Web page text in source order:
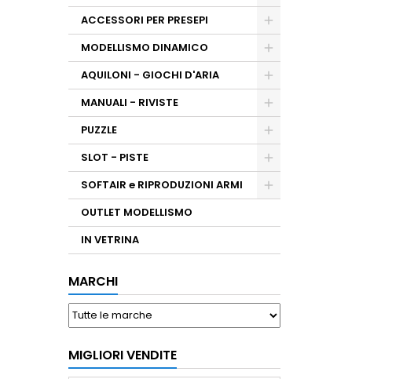
ACCESSORI PER PRESEPI
MODELLISMO DINAMICO
AQUILONI - GIOCHI D'ARIA
MANUALI - RIVISTE
PUZZLE
SLOT - PISTE
SOFTAIR e RIPRODUZIONI ARMI
OUTLET MODELLISMO
IN VETRINA
MARCHI
MIGLIORI VENDITE